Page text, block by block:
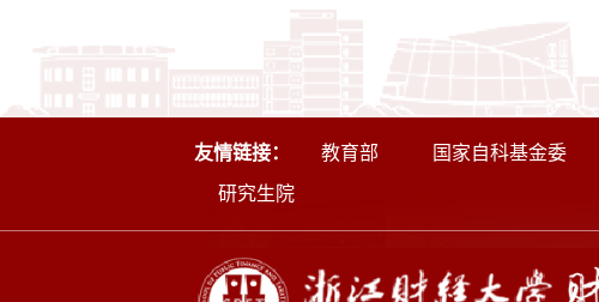
友情链接： 教育部 国家自科基金委
研究生院